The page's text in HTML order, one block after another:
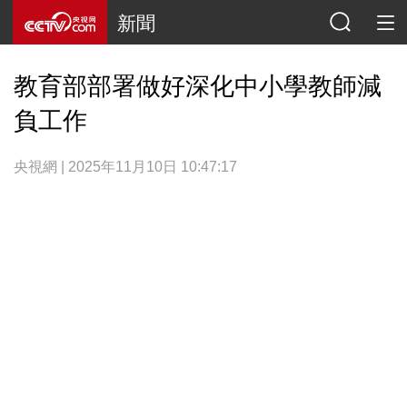
新聞
教育部部署做好深化中小學教師減
負工作
央視網 | 2025年11月10日 10:47:17